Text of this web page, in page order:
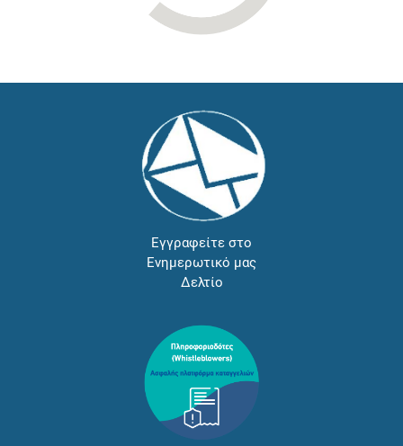
Εγγραφείτε στο
Ενημερωτικό μας
Δελτίο